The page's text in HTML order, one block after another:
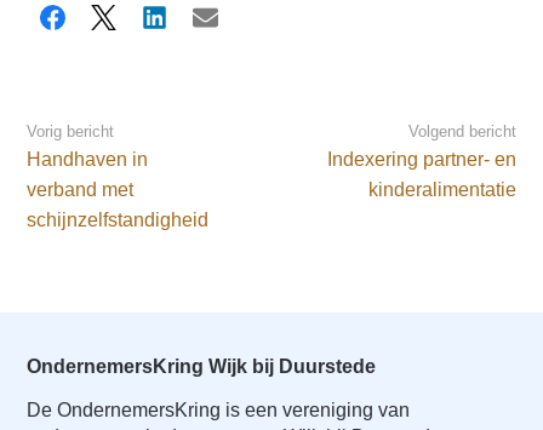
Facebook
X LinkedInE-mail
Vorig bericht
Handhaven in
verband met
schijnzelfstandigheid
Volgend bericht
Indexering partner- en
kinderalimentatie
OndernemersKring Wijk bij Duurstede
De OndernemersKring is een vereniging van